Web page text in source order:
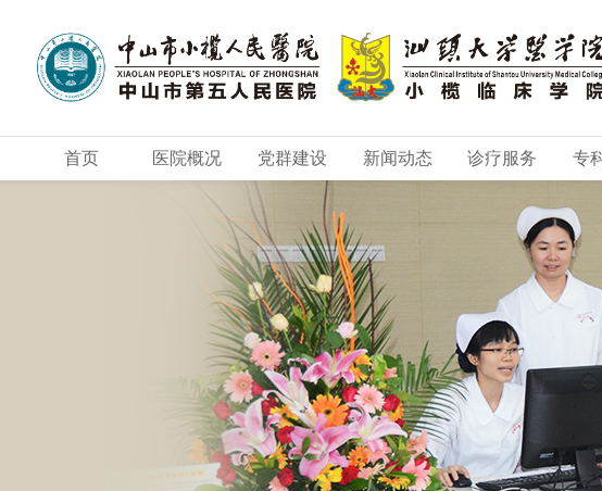
首页 医院概况 党群建设 新闻动态 诊疗服务 专